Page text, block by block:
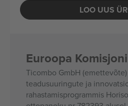
LOO UUS
Euroopa
Ticombo GmbH
teadusuuringute ja
rahastamisprogrammis